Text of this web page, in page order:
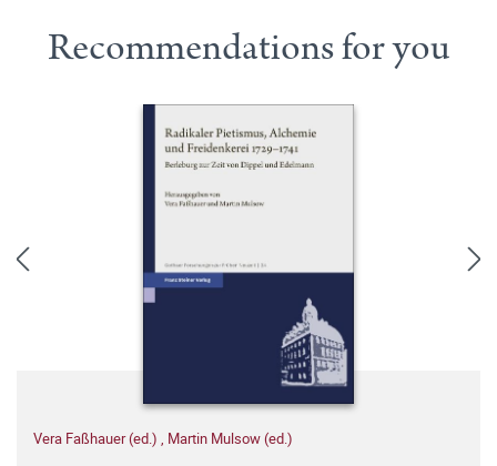
Recommendations for you
Vera Faßhauer (ed.) , Martin Mulsow (ed.)